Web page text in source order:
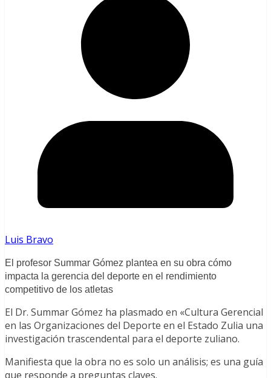
Luis Bravo
El profesor Summar Gómez plantea en su obra cómo
impacta la gerencia del deporte en el rendimiento
competitivo de los atletas
El Dr. Summar Gómez ha plasmado en «Cultura Gerencial
en las Organizaciones del Deporte en el Estado Zulia una
investigación trascendental para el deporte zuliano.
Manifiesta que la obra no es solo un análisis; es una guía
que responde a preguntas claves.